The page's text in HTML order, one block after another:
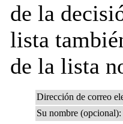
de la
lista
de la lista
Dirección de correo
Su nombre (opcional):